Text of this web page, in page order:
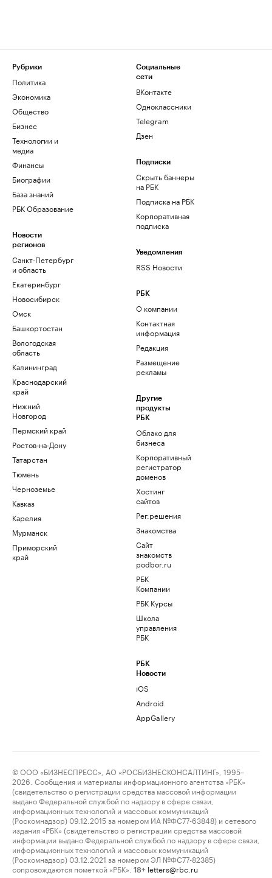
Рубрики
Политика
Экономика
Общество
Бизнес
Технологии и
медиа
Финансы
Биографии
База знаний
РБК Образование
Новости
регионов
Санкт-Петербург
и область
Екатеринбург
Новосибирск
Омск
Башкортостан
Вологодская
область
Калининград
Краснодарский
край
Нижний
Новгород
Пермский край
Ростов-на-Дону
Татарстан
Тюмень
Черноземье
Кавказ
Карелия
Мурманск
Приморский
край
Социальные
сети
ВКонтакте
Одноклассники
Telegram
Дзен
Подписки
Скрыть баннеры
на РБК
Подписка на РБК
Корпоративная
подписка
Уведомления
RSS Новости
РБК
О компании
Контактная
информация
Редакция
Размещение
рекламы
Другие
продукты
РБК
Облако для
бизнеса
Корпоративный
регистратор
доменов
Хостинг
сайтов
Рег.решения
Знакомства
Сайт
знакомств
podbor.ru
РБК
Компании
РБК Курсы
Школа
управления
РБК
РБК
Новости
iOS
Android
AppGallery
© ООО «БИЗНЕСПРЕСС», АО «РОСБИЗНЕСКОНСАЛТИНГ», 1995–
2026. Сообщения и материалы информационного агентства «РБК»
(свидетельство о регистрации средства массовой информации
выдано Федеральной службой по надзору в сфере связи,
информационных технологий и массовых коммуникаций
(Роскомнадзор) 09.12.2015 за номером ИА №ФС77-63848) и сетевого
издания «РБК» (свидетельство о регистрации средства массовой
информации выдано Федеральной службой по надзору в сфере связи,
информационных технологий и массовых коммуникаций
(Роскомнадзор) 03.12.2021 за номером ЭЛ №ФС77-82385)
сопровождаются пометкой «РБК».
18+ letters@rbc.ru